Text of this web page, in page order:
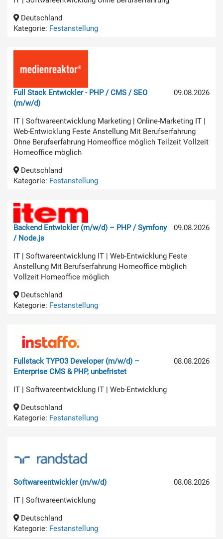
Deutschland
Kategorie: Festanstellung
09.08.2026
Full Stack Entwickler - PHP / CMS / SEO
(m/w/d)
IT | Softwareentwicklung Marketing | Online-Marketing IT |
Web-Entwicklung Feste Anstellung Mit Berufserfahrung
Ohne Berufserfahrung Homeoffice möglich Teilzeit Vollzeit
Homeoffice möglich
Deutschland
Kategorie: Festanstellung
09.08.2026
Backend Entwickler (m/w/d) – PHP / Symfony
/ Node.js
IT | Softwareentwicklung IT | Web-Entwicklung Feste
Anstellung Mit Berufserfahrung Homeoffice möglich
Vollzeit Homeoffice möglich
Deutschland
Kategorie: Festanstellung
08.08.2026
Fullstack TYPO3 Developer (m/w/d) –
Enterprise CMS & PHP, unbefristet
IT | Softwareentwicklung IT | Web-Entwicklung
Deutschland
Kategorie: Festanstellung
08.08.2026
Softwareentwickler (m/w/d)
IT | Softwareentwicklung
Deutschland
Kategorie: Festanstellung